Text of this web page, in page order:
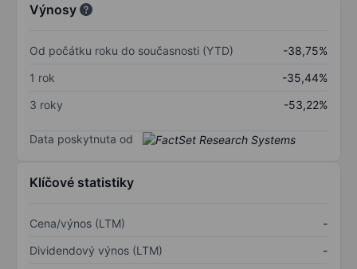
Výnosy
Od počátku roku do současnosti (YTD)
-38,75%
1 rok
-35,44%
3 roky
-53,22%
Data poskytnuta od
Klíčové statistiky
Cena/výnos (LTM)
-
Dividendový výnos (LTM)
-